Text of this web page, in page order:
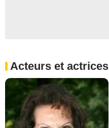
Acteurs et actrices